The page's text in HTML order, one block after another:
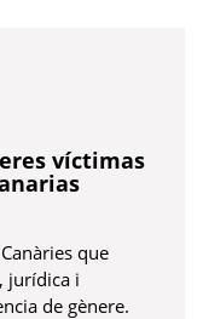
víctimas
que
jurídica i
de gènere.